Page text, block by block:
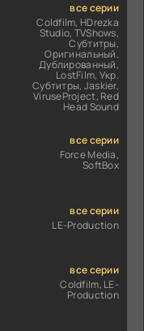
все серии
Coldfilm, HDrezka
Studio, TVShows,
Субтитры,
Оригинальный,
Дублированный,
LostFilm, Укр.
Субтитры, Jaskier,
ViruseProject, Red
Head Sound
все серии
Force Media,
SoftBox
все серии
LE-Production
все серии
Coldfilm, LE-
Production